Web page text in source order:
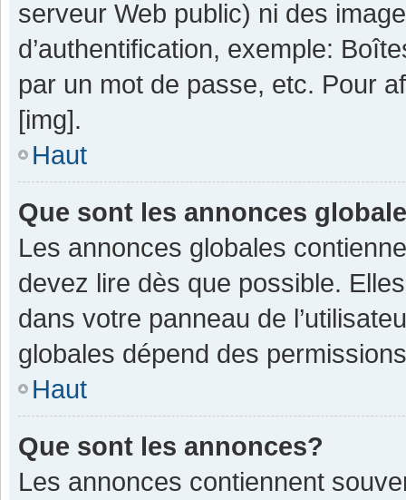
serveur Web public) ni des
d’authentification, exemple:
par un mot de passe, etc. Pour
[img].
Haut
Que sont les annonces
Les annonces globales
devez lire dès que possible.
dans votre panneau de
globales dépend des
Haut
Que sont les annonces?
Les annonces contiennent